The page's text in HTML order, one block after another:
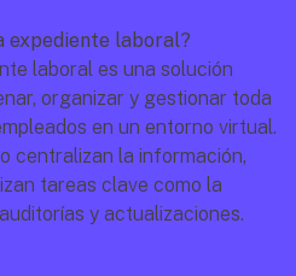
expediente laboral?
laboral es una solución
organizar y gestionar toda
en un entorno virtual.
centralizan la información,
tareas clave como la
y actualizaciones.